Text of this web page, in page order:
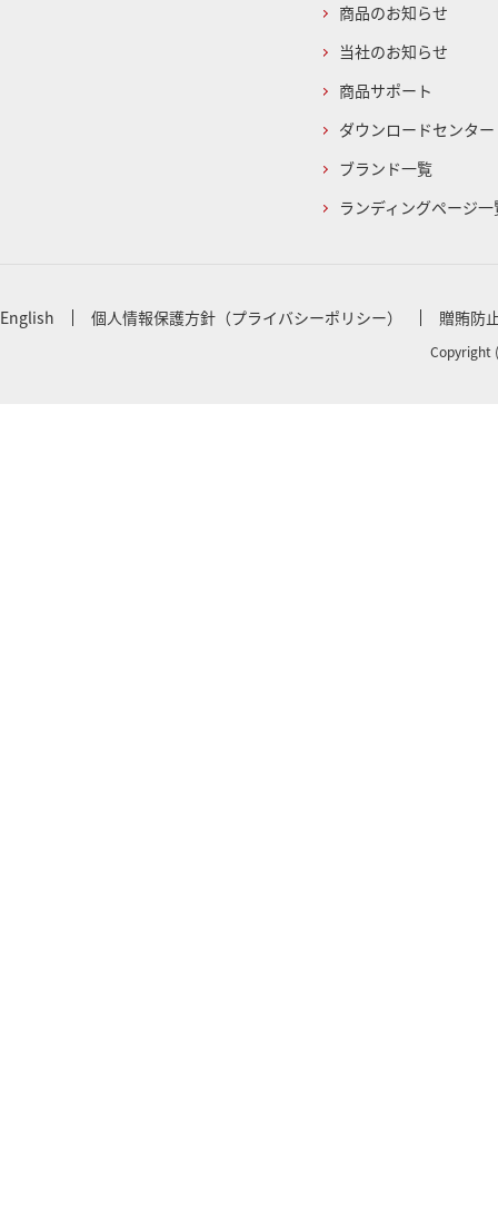
商品のお知らせ
当社のお知らせ
商品サポート
ダウンロードセンター
ブランド一覧
ランディングページ一
English 個人情報保護方針（プライバシーポリシー） 贈賄防
Copyright